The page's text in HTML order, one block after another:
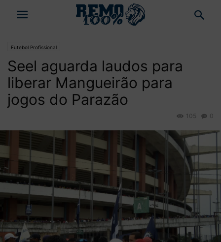
Futebol Profissional
Seel aguarda laudos para
liberar Mangueirão para
jogos do Parazão
0
105